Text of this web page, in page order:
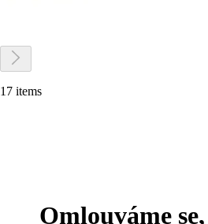
17 items
Omlouváme